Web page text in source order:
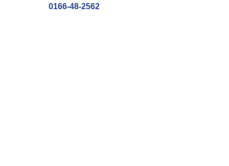
0166-48-2562